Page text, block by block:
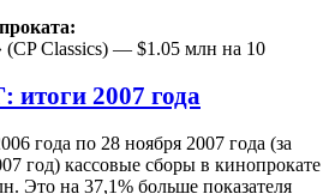
Classics) — $1.05 млн на 10
2007 года
года по 28 ноября 2007 года (за
год) кассовые сборы в кинопрокате
Это на 37,1% больше показателя